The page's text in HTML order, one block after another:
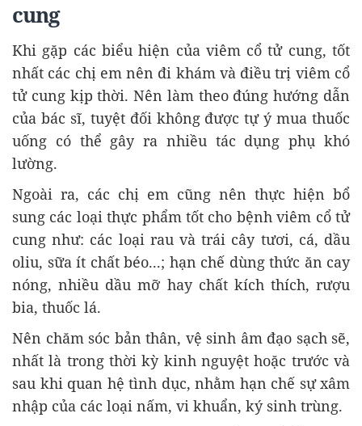
cung
Khi gặp các biểu hiện của viêm cổ tử cung, tốt
nhất các chị em nên đi khám và điều trị viêm cổ
tử cung kịp thời. Nên làm theo đúng hướng dẫn
của bác sĩ, tuyệt đối không được tự ý mua thuốc
uống có thể gây ra nhiều tác dụng phụ khó
lường.
Ngoài ra, các chị em cũng nên thực hiện bổ
sung các loại thực phẩm tốt cho bệnh viêm cổ tử
cung như: các loại rau và trái cây tươi, cá, dầu
oliu, sữa ít chất béo...; hạn chế dùng thức ăn cay
nóng, nhiều dầu mỡ hay chất kích thích, rượu
bia, thuốc lá.
Nên chăm sóc bản thân, vệ sinh âm đạo sạch sẽ,
nhất là trong thời kỳ kinh nguyệt hoặc trước và
sau khi quan hệ tình dục, nhằm hạn chế sự xâm
nhập của các loại nấm, vi khuẩn, ký sinh trùng.